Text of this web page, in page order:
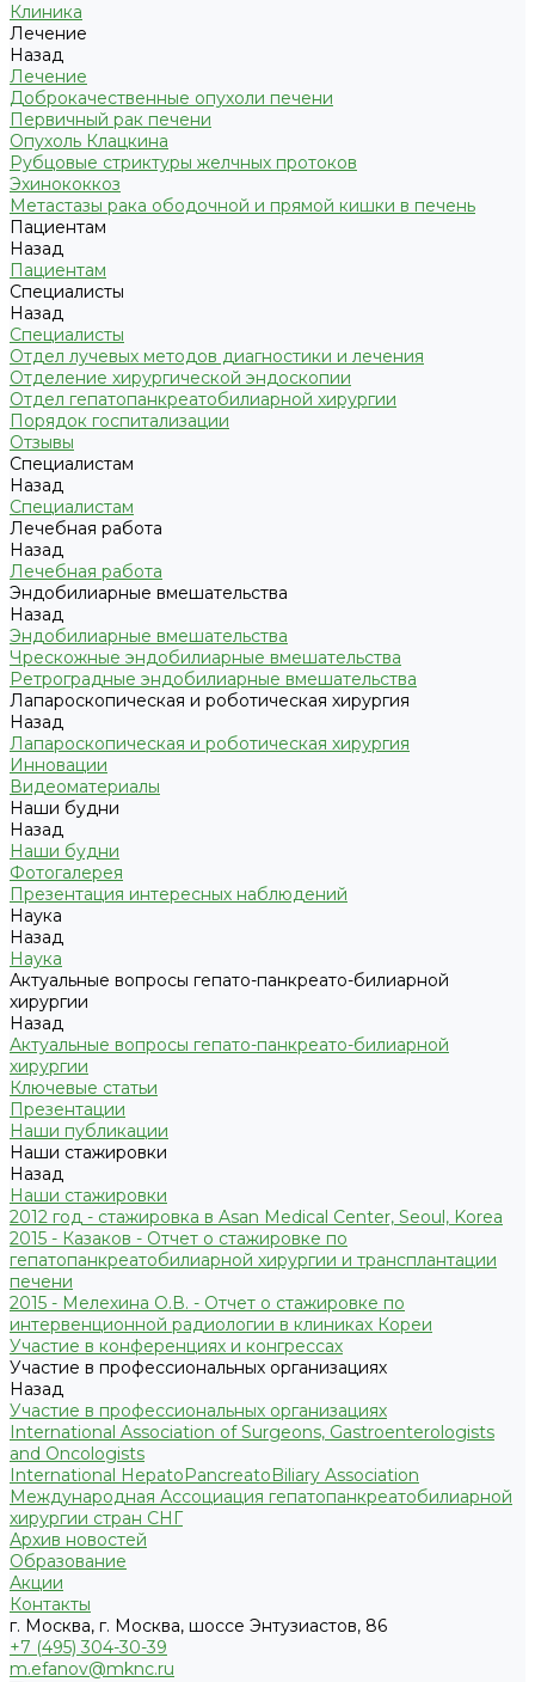
Клиника
Лечение
Назад
Лечение
Доброкачественные опухоли печени
Первичный рак печени
Опухоль Клацкина
Рубцовые стриктуры желчных протоков
Эхинококкоз
Метастазы рака ободочной и прямой кишки в печень
Пациентам
Назад
Пациентам
Специалисты
Назад
Специалисты
Отдел лучевых методов диагностики и лечения
Отделение хирургической эндоскопии
Отдел гепатопанкреатобилиарной хирургии
Порядок госпитализации
Отзывы
Специалистам
Назад
Специалистам
Лечебная работа
Назад
Лечебная работа
Эндобилиарные вмешательства
Назад
Эндобилиарные вмешательства
Чрескожные эндобилиарные вмешательства
Ретроградные эндобилиарные вмешательства
Лапароскопическая и роботическая хирургия
Назад
Лапароскопическая и роботическая хирургия
Инновации
Видеоматериалы
Наши будни
Назад
Наши будни
Фотогалерея
Презентация интересных наблюдений
Наука
Назад
Наука
Актуальные вопросы гепато-панкреато-билиарной
хирургии
Назад
Актуальные вопросы гепато-панкреато-билиарной
хирургии
Ключевые статьи
Презентации
Наши публикации
Наши стажировки
Назад
Наши стажировки
2012 год - стажировка в Asan Medical Center, Seoul, Korea
2015 - Казаков - Отчет о стажировке по
гепатопанкреатобилиарной хирургии и трансплантации
печени
2015 - Мелехина О.В. - Отчет о стажировке по
интервенционной радиологии в клиниках Кореи
Участие в конференциях и конгрессах
Участие в профессиональных организациях
Назад
Участие в профессиональных организациях
International Association of Surgeons, Gastroenterologists
and Oncologists
International HepatoPancreatoBiliary Association
Международная Ассоциация гепатопанкреатобилиарной
хирургии стран СНГ
Архив новостей
Образование
Акции
Контакты
г. Москва, г. Москва, шоссе Энтузиастов, 86
+7 (495) 304-30-39
m.efanov@mknc.ru